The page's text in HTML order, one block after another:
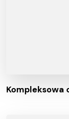
Kompleksowa